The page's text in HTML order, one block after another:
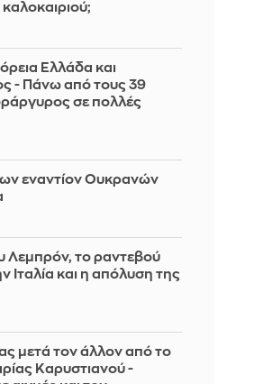
Ελλάδα και
- Πάνω από τους 39
σε πολλές
εναντίον Ουκρανών
Λεμπρόν, το ραντεβού
Ιταλία και η απόλυση της
μετά τον άλλον από το
Καρυστιανού -